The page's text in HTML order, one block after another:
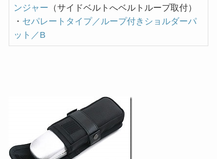
ンジャー （サイドベルトへベルトループ取付）
・ セパレートタイプ／ループ付きショルダーパ
ット／B